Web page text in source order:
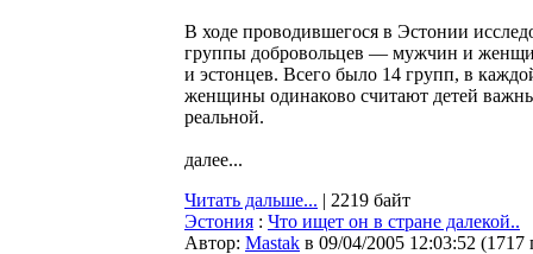
В ходе проводившегося в Эстонии
группы добровольцев — мужчин и
и эстонцев. Всего было 14 групп, в
женщины одинаково считают детей
реальной.
далее...
Читать дальше... | 2219 байт
Эстония : Что ищет он в стране далекой..
Автор: Мastak в 09/04/2005 12:03:52 (1717